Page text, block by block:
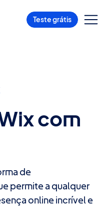
Teste grátis
com
de
permite a qualquer
online incrível e